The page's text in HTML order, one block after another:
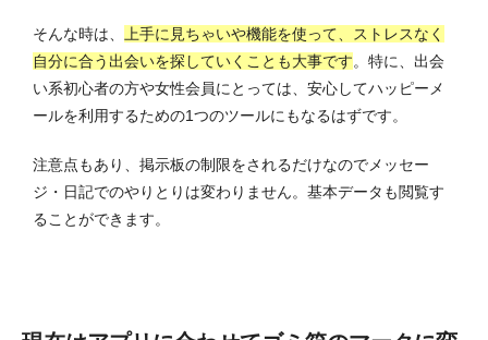
そんな時は、
上手に見ちゃいや機能を使って、ストレスなく
自分に合う出会いを探していくことも大事です。 特に、出会
い系初心者の方や女性会員にとっては、安心してハッピーメ
ールを利用するための1つのツールにもなるはずです。
注意点もあり、掲示板の制限をされるだけなのでメッセー
ジ・日記でのやりとりは変わりません。基本データも閲覧す
ることができます。